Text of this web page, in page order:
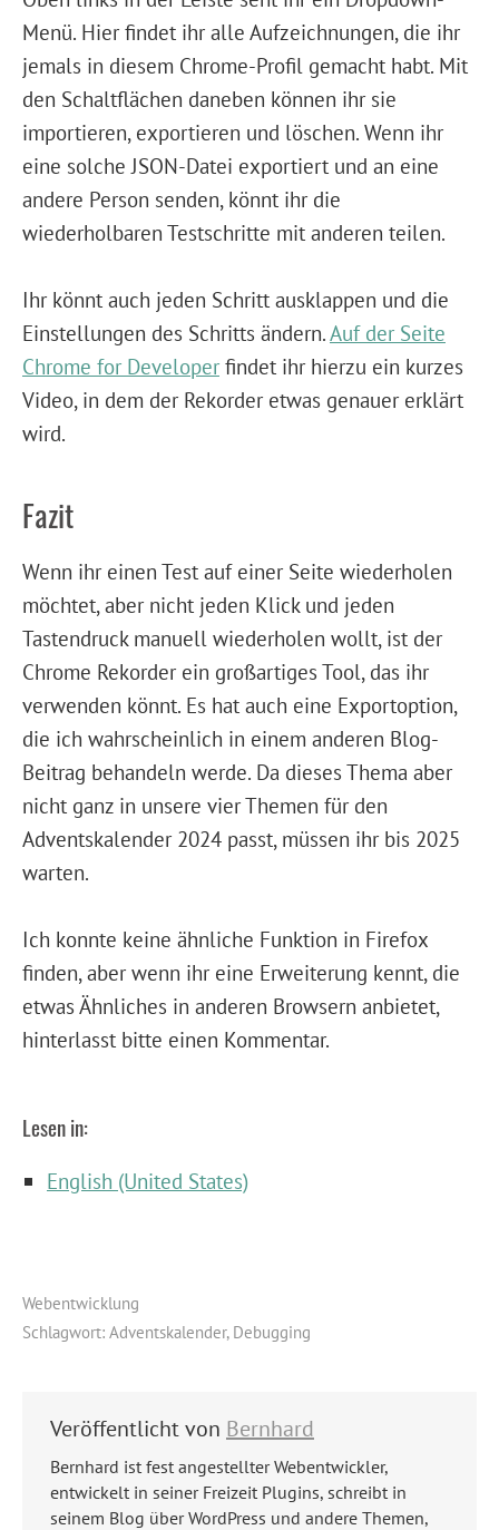
Menü. Hier findet ihr alle Aufzeichnungen, die ihr
jemals in diesem Chrome-Profil gemacht habt. Mit
den Schaltflächen daneben können ihr sie
importieren, exportieren und löschen. Wenn ihr
eine solche JSON-Datei exportiert und an eine
andere Person senden, könnt ihr die
wiederholbaren Testschritte mit anderen teilen.
Ihr könnt auch jeden Schritt ausklappen und die
Einstellungen des Schritts ändern.Auf der Seite
Chrome for Developer findet ihr hierzu ein kurzes
Video, in dem der Rekorder etwas genauer erklärt
wird.
Fazit
Wenn ihr einen Test auf einer Seite wiederholen
möchtet, aber nicht jeden Klick und jeden
Tastendruck manuell wiederholen wollt, ist der
Chrome Rekorder ein großartiges Tool, das ihr
verwenden könnt. Es hat auch eine Exportoption,
die ich wahrscheinlich in einem anderen Blog-
Beitrag behandeln werde. Da dieses Thema aber
nicht ganz in unsere vier Themen für den
Adventskalender 2024 passt, müssen ihr bis 2025
warten.
Ich konnte keine ähnliche Funktion in Firefox
finden, aber wenn ihr eine Erweiterung kennt, die
etwas Ähnliches in anderen Browsern anbietet,
hinterlasst bitte einen Kommentar.
Lesen in:
English (United States)
Webentwicklung
Schlagwort: Adventskalender, Debugging
Veröffentlicht von Bernhard
Bernhard ist fest angestellter Webentwickler,
entwickelt in seiner Freizeit Plugins, schreibt in
seinem Blog über WordPress und andere Themen,